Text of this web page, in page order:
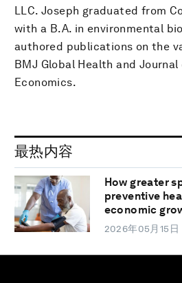
LLC. Joseph graduated from
with a B.A. in environmental
authored publications on the
BMJ Global Health and
Economics.
最热内容
How greater
preventive
economic
2026年05月15日